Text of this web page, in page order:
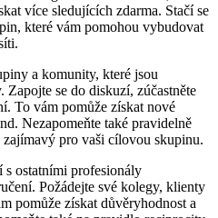
více sledujících zdarma. Stačí se
které vám pomohou vybudovat
a komunity, které jsou
se do diskuzí, zúčastněte
To vám pomůže získat nové
Nezapomeňte také pravidelně
pro vaši cílovou skupinu.
s ostatními profesionály
Požádejte své kolegy, klienty
pomůže získat důvěryhodnost a